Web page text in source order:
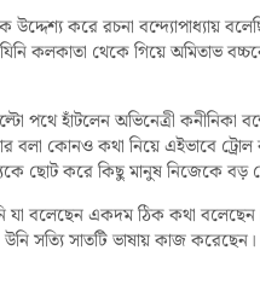
উদ্দেশ্য করে রচনা বন্দ্যোপাধ্যায়
কলকাতা থেকে গিয়ে অমিতাভ
পথে হাঁটলেন অভিনেত্রী কনীনিকা
বলা কোনও কথা নিয়ে এইভাবে
ছোট করে কিছু মানুষ নিজেকে বড়
যা বলেছেন একদম ঠিক কথা
সত্যি সাতটি ভাষায় কাজ